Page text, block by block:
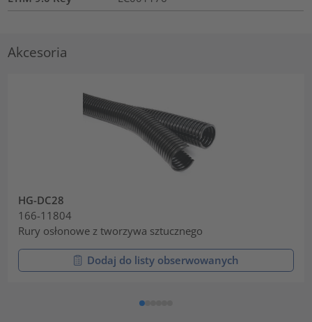
Akcesoria
HG-DC28
166-11804
Rury osłonowe z tworzywa sztucznego
Dodaj do listy obserwowanych